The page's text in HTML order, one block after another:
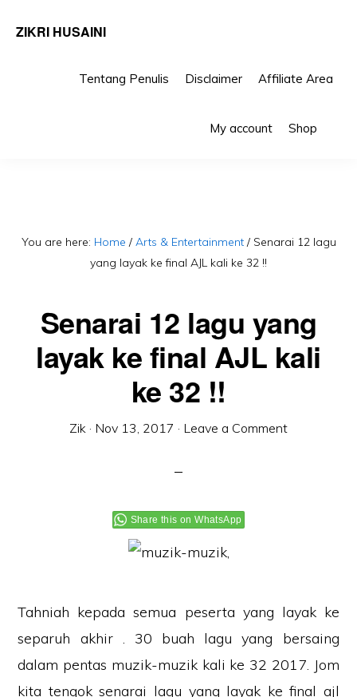
ZIKRI HUSAINI
Tentang Penulis Disclaimer Affiliate Area
My account Shop
You are here: Home / Arts & Entertainment /Senarai 12 lagu
yang layak ke final AJL kali ke 32 !!
Senarai 12 lagu yang
layak ke final AJL kali
ke 32 !!
Zik · Nov 13, 2017 · Leave a Comment
Share this on WhatsApp
Tahniah kepada semua peserta yang layak ke
separuh akhir . 30 buah lagu yang bersaing
dalam pentas muzik-muzik kali ke 32 2017. Jom
kita tengok senarai lagu yang layak ke final ajl